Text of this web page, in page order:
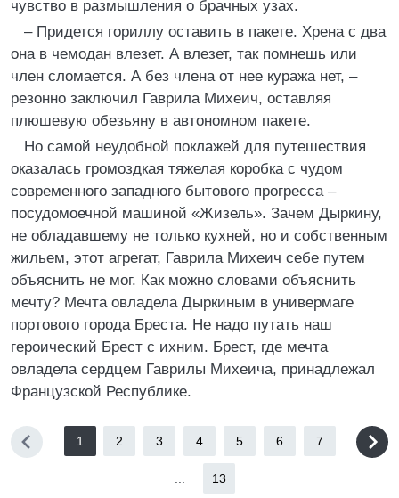
чувство в размышления о брачных узах.
– Придется гориллу оставить в пакете. Хрена с два
она в чемодан влезет. А влезет, так помнешь или
член сломается. А без члена от нее куража нет, –
резонно заключил Гаврила Михеич, оставляя
плюшевую обезьяну в автономном пакете.
Но самой неудобной поклажей для путешествия
оказалась громоздкая тяжелая коробка с чудом
современного западного бытового прогресса –
посудомоечной машиной «Жизель». Зачем Дыркину,
не обладавшему не только кухней, но и собственным
жильем, этот агрегат, Гаврила Михеич себе путем
объяснить не мог. Как можно словами объяснить
мечту? Мечта овладела Дыркиным в универмаге
портового города Бреста. Не надо путать наш
героический Брест с ихним. Брест, где мечта
овладела сердцем Гаврилы Михеича, принадлежал
Французской Республике.
1 2 3 4 5 6 7
13